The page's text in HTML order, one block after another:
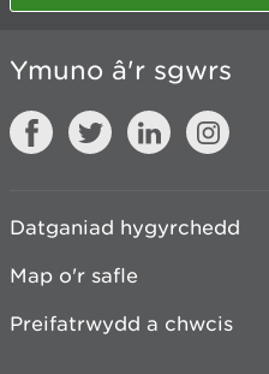
Ymuno â'r sgwrs
Datganiad hygyrchedd
Map o'r safle
Preifatrwydd a chwcis